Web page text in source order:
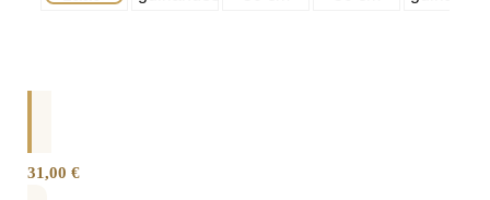
31,00 €